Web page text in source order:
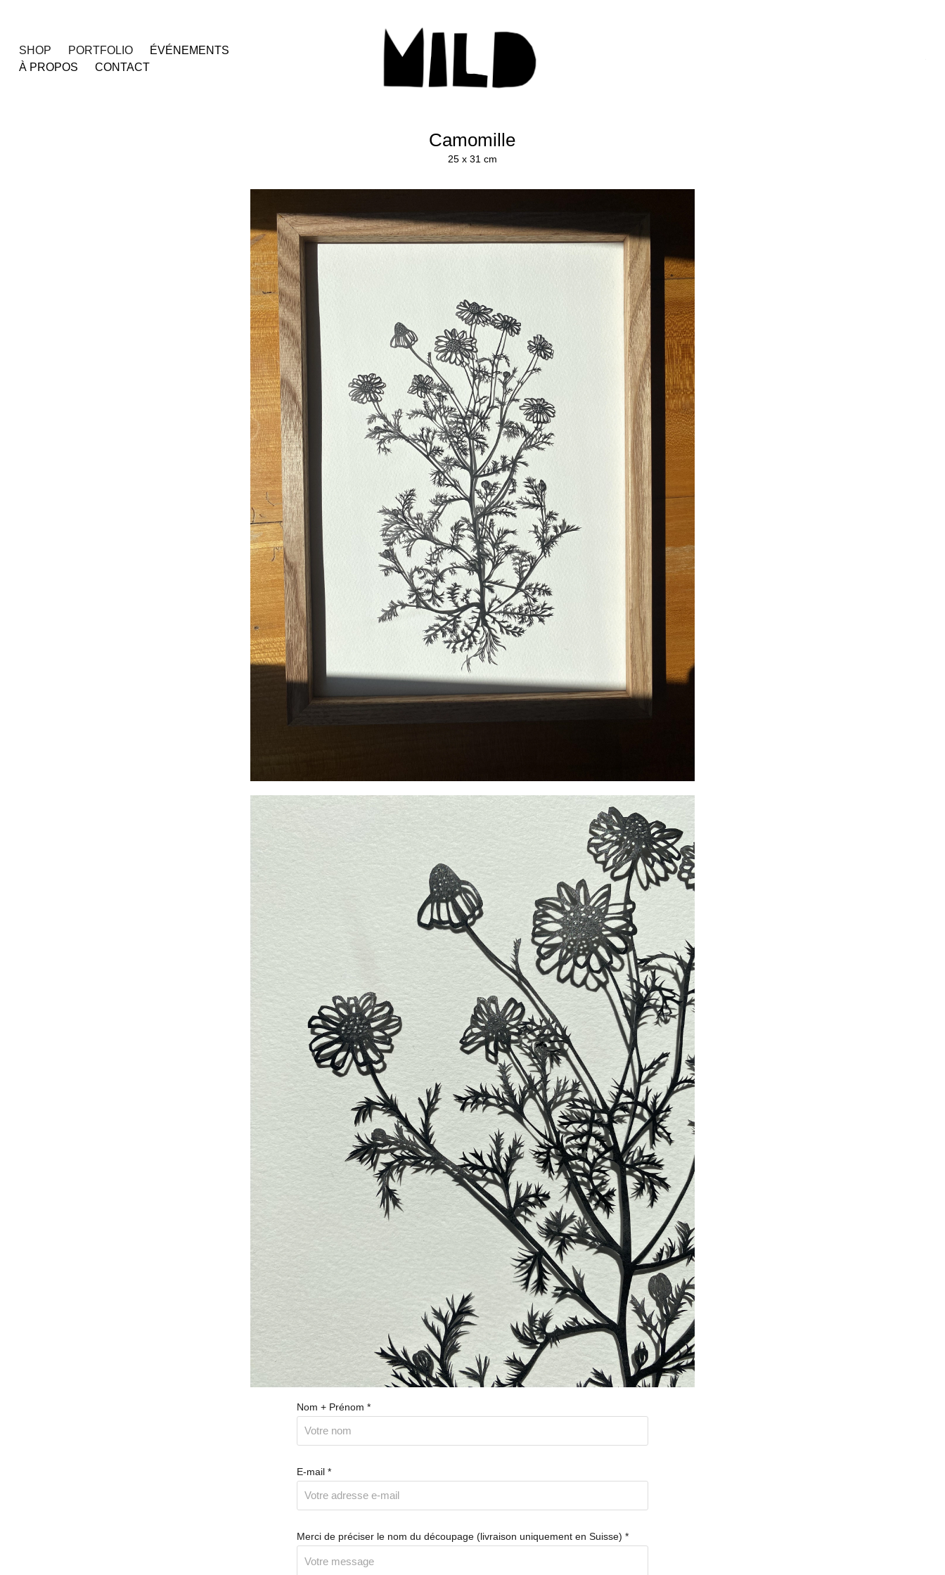
SHOP PORTFOLIO
ÉVÉNEMENTS
À PROPOS
CONTACT
Camomille
25 x 31 cm
Nom + Prénom *
E-mail *
Merci de préciser le nom du découpage (livraison uniquement en Suisse) *